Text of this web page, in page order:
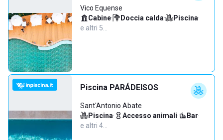
Vico Equense
Cabine· Doccia calda· Piscina·
e altri 5…
Piscina PARÁDEISOS
Sant'Antonio Abate
Piscina· Accesso animali· Bar·
e altri 4…